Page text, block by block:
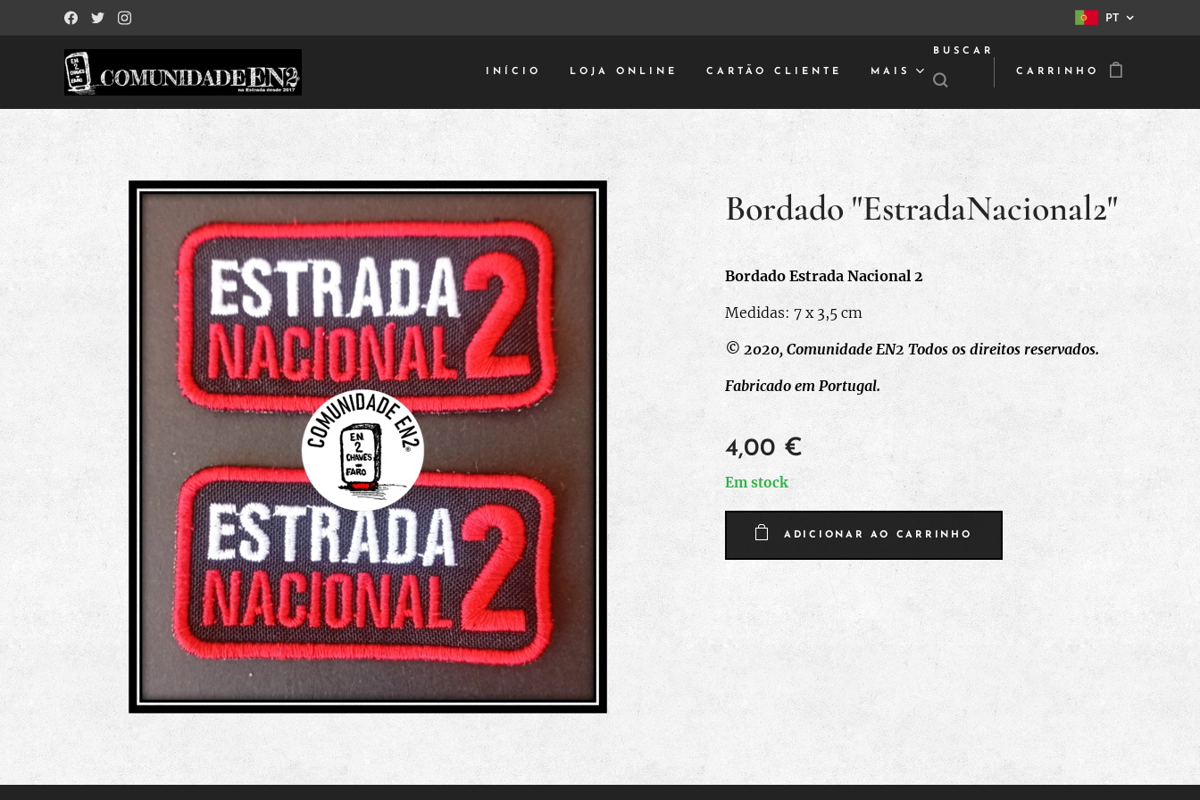
PT
INÍCIO LOJA ONLINE CARTÃO CLIENTE MAIS
BUSCAR
CARRINHO
Bordado "EstradaNacional2"
Bordado Estrada Nacional 2
Medidas: 7 x 3,5 cm
© 2020, Comunidade EN2 Todos os direitos reservados.
Fabricado em Portugal.
4,00 €
Em stock
ADICIONAR AO CARRINHO